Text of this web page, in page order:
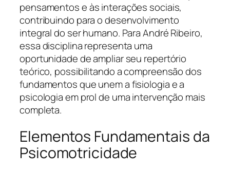
pensamentos e às interações sociais,
contribuindo para o desenvolvimento
integral do ser humano. Para André Ribeiro,
essa disciplina representa uma
oportunidade de ampliar seu repertório
teórico, possibilitando a compreensão dos
fundamentos que unem a fisiologia e a
psicologia em prol de uma intervenção mais
completa.
Elementos Fundamentais da
Psicomotricidade